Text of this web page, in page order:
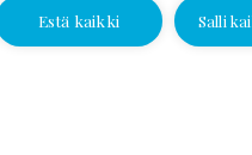
Yritysvälittäjän työ kulissien
Estä kaikki Salli